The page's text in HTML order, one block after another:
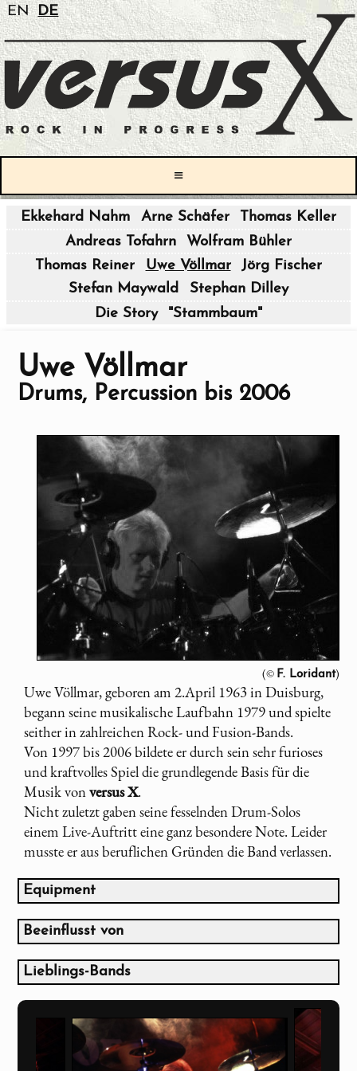
EN DE
≡
Ekkehard Nahm Arne Schäfer Thomas Keller
Andreas Tofahrn Wolfram Bühler
|
Thomas Reiner Uwe Völlmar
Jörg Fischer
Stefan Maywald
Stephan Dilley
|
Die Story "Stammbaum"
Uwe Völlmar
Drums, Percussion bis 2006
(© F. Loridant)
Uwe Völlmar, geboren am 2.April 1963 in Duisburg,
begann seine musikalische Laufbahn 1979 und spielte
seither in zahlreichen Rock- und Fusion-Bands.
Von 1997 bis 2006 bildete er durch sein sehr furioses
und kraftvolles Spiel die grundlegende Basis für die
Musik vonversus X.
Nicht zuletzt gaben seine fesselnden Drum-Solos
einem Live-Auftritt eine ganz besondere Note. Leider
musste er aus beruflichen Gründen die Band verlassen.
Equipment
8", 10", 12", 14" Toms, 22" Baß Drum, 14" x 5,5"
Zildjian Cymbals
Afro Percussion und LP Percussion Accessories
alternate Live Setup:
Pearl MMX Maple Drums
Beeinflusst von
Jeff Porcaro
Lieblings-Bands
Dire Straits
Van Halen